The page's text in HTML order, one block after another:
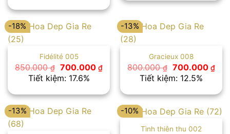
950.000 ₫.
-18%
Fidélité 005
850.000₫ Giá
gốc
là:
700.000 ₫Giá
hiện
là:
700.000 ₫.
Tiết kiệm: 17.6%
-13%
Gracieux 008
800.000₫ Giá
gốc
là:
700.000 ₫Giá
hiện
là:
Tiết kiệm: 12.5%
-13% -10%
Tình thiên thu 002